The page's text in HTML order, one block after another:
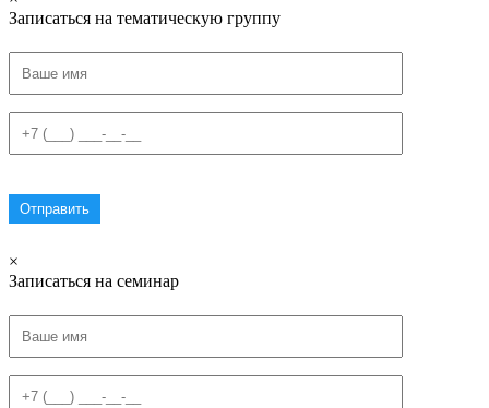
Записаться на тематическую группу
×
Записаться на семинар